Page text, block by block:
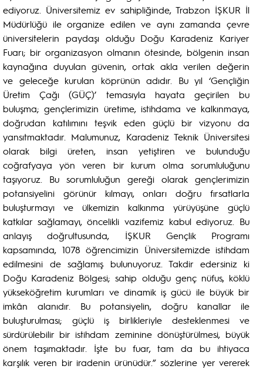
ediyoruz. Üniversitemiz ev sahipliğinde, Trabzon İŞKUR İl
Müdürlüğü ile organize edilen ve aynı zamanda çevre
üniversitelerin paydaşı olduğu Doğu Karadeniz Kariyer
Fuarı; bir organizasyon olmanın ötesinde, bölgenin insan
kaynağına duyulan güvenin, ortak akla verilen değerin
ve geleceğe kurulan köprünün adıdır. Bu yıl ‘Gençliğin
Üretim Çağı (GÜÇ)’ temasıyla hayata geçirilen bu
buluşma; gençlerimizin üretime, istihdama ve kalkınmaya,
doğrudan katılımını teşvik eden güçlü bir vizyonu da
yansıtmaktadır. Malumunuz, Karadeniz Teknik Üniversitesi
olarak bilgi üreten, insan yetiştiren ve bulunduğu
coğrafyaya yön veren bir kurum olma sorumluluğunu
taşıyoruz. Bu sorumluluğun gereği olarak gençlerimizin
potansiyelini görünür kılmayı, onları doğru fırsatlarla
buluşturmayı ve ülkemizin kalkınma yürüyüşüne güçlü
katkılar sağlamayı, öncelikli vazifemiz kabul ediyoruz. Bu
anlayış doğrultusunda, İŞKUR Gençlik Programı
kapsamında, 1078 öğrencimizin Üniversitemizde istihdam
edilmesini de sağlamış bulunuyoruz. Takdir edersiniz ki
Doğu Karadeniz Bölgesi; sahip olduğu genç nüfus, köklü
yükseköğretim kurumları ve dinamik iş gücü ile büyük bir
imkân alanıdır. Bu potansiyelin, doğru kanallar ile
buluşturulması; güçlü iş birlikleriyle desteklenmesi ve
sürdürülebilir bir istihdam zeminine dönüştürülmesi, büyük
önem taşımaktadır. İşte bu fuar, tam da bu ihtiyaca
karşılık veren bir iradenin ürünüdür.” sözlerine yer vererek